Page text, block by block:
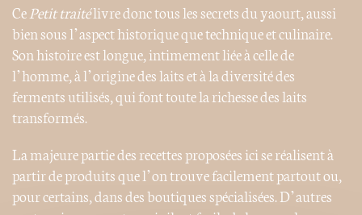
CePetit traitélivre donc tous les secrets du yaourt, aussi
bien sous l’aspect historique que technique et culinaire.
Son histoire est longue, intimement liée à celle de
l’homme, à l’origine des laits et à la diversité des
ferments utilisés, qui font toute la richesse des laits
transformés.
La majeure partie des recettes proposées ici se réalisent à
partir de produits que l’on trouve facilement partout ou,
pour certains, dans des boutiques spécialisées. D’autres